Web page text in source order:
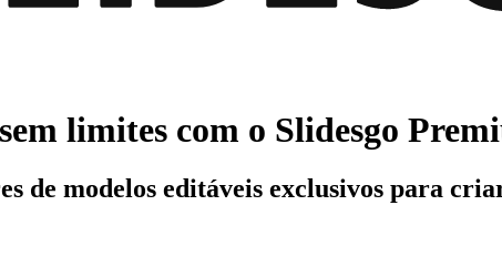
limites com o Slidesgo
de modelos editáveis exclusivos para